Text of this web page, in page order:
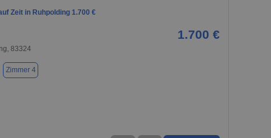
Zeit in Ruhpolding 1.700 €
1.700 €
83324
Zimmer 4